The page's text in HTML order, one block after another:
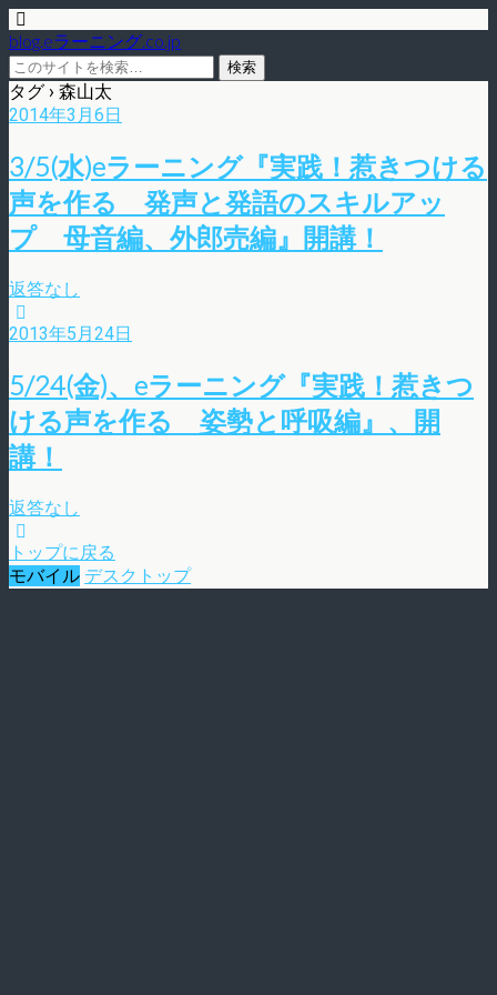
blog.eラーニング.co.jp
タグ › 森山太
2014年3月6日
3/5(水)eラーニング『実践！惹きつける
声を作る 発声と発語のスキルアッ
プ 母音編、外郎売編』開講！
返答なし
2013年5月24日
5/24(金)、eラーニング『実践！惹きつ
ける声を作る 姿勢と呼吸編』、開
講！
返答なし
トップに戻る
モバイル デスクトップ